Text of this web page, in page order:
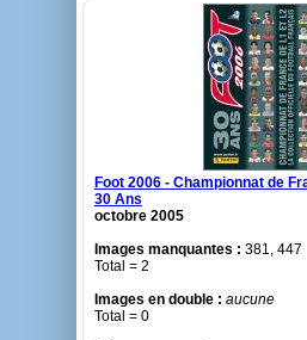
Foot 2006 - Championnat de
30 Ans
octobre 2005
Images manquantes : 381, 447
Total = 2
Images en double : aucune
Total = 0